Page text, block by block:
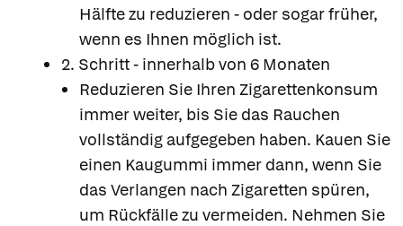
Hälfte zu reduzieren - oder sogar früher,
wenn es Ihnen möglich ist.
2. Schritt - innerhalb von 6 Monaten
Reduzieren Sie Ihren Zigarettenkonsum
immer weiter, bis Sie das Rauchen
vollständig aufgegeben haben. Kauen Sie
einen Kaugummi immer dann, wenn Sie
das Verlangen nach Zigaretten spüren,
um Rückfälle zu vermeiden. Nehmen Sie